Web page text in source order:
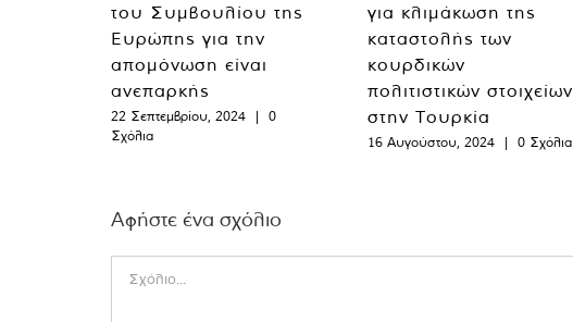
του Συμβουλίου της
Ευρώπης για την
απομόνωση είναι
ανεπαρκής
22 Σεπτεμβρίου, 2024 |
0
Σχόλια
για κλιμάκωση της
καταστολής των
κουρδικών
πολιτιστικών στοιχείων
στην Τουρκία
16 Αυγούστου, 2024 | 0 Σχόλια
Αφήστε ένα σχόλιο